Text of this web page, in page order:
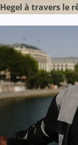
Hegel à travers le